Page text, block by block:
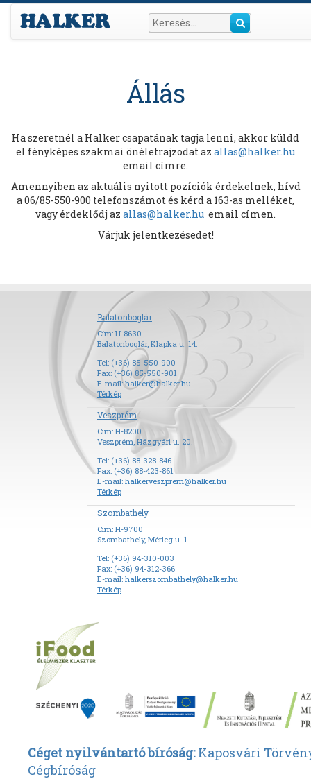
Állás
Ha szeretnél a Halker csapatának tagja lenni, akkor küldd
el fényképes szakmai önéletrajzodat az allas@halker.hu
email címre.
Amennyiben az aktuális nyitott pozíciók érdekelnek, hívd
a 06/85-550-900 telefonszámot és kérd a 163-as melléket,
vagy érdeklődj az allas@halker.hu email címen.
Várjuk jelentkezésedet!
Balatonboglár
Cím: H-8630
Balatonboglár, Klapka u. 14.
Tel: (+36) 85-550-900
Fax: (+36) 85-550-901
E-mail:halker@halker.hu
Térkép
Veszprém
Cím: H-8200
Veszprém, Házgyári u. 20.
Tel: (+36) 88-328-846
Fax: (+36) 88-423-861
E-mail: halkerveszprem@halker.hu
Térkép
Szombathely
Cím: H-9700
Szombathely, Mérleg u. 1.
Tel: (+36) 94-310-003
Fax: (+36) 94-312-366
E-mail: halkerszombathely@halker.hu
Térkép
Céget nyilvántartó bíróság:Kaposvári
Cégbíróság